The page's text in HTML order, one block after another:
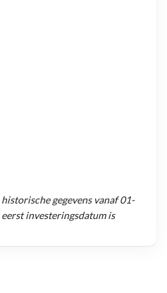
gegevens vanaf01-
investeringsdatum is